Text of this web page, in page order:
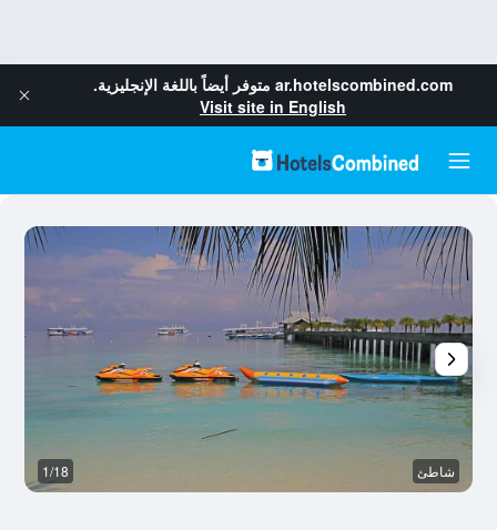
ar.hotelscombined.com متوفر أيضاً باللغة الإنجليزية.
Visit site in English
شاطئ 1/18